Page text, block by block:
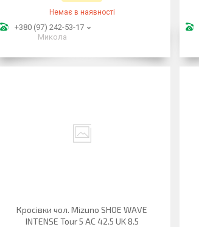
Немає в наявності
+380 (97) 242-53-17
Микола
Кросівки чол. Mizuno SHOE WAVE
INTENSE Tour 5 AC 42.5 UK 8.5